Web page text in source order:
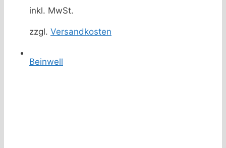
inkl. MwSt.
zzgl. Versandkosten
Beinwell